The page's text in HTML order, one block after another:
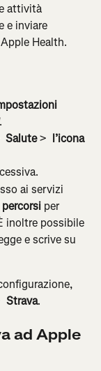
attività
e inviare
Health.
Salute > l’icona
ai servizi
per
inoltre possibile
e scrive su
Strava.
ad Apple